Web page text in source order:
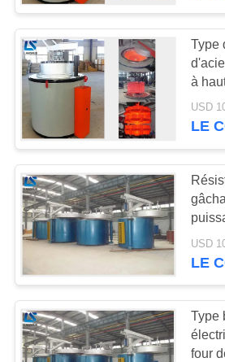
Machine de
d'induction
Commande
numérique
ordinateur
la machine
Type
à
de
pour
LE
mine
LE
Type
four